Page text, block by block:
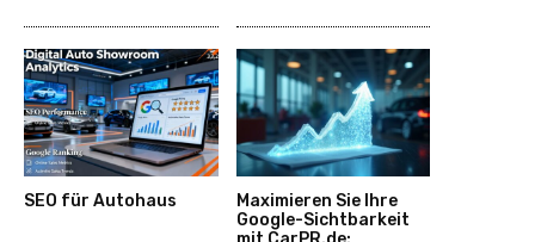
SEO für Autohaus
Maximieren Sie Ihre
Google-Sichtbarkeit